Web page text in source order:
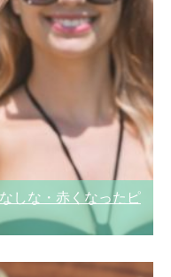
しな・赤くなったピ